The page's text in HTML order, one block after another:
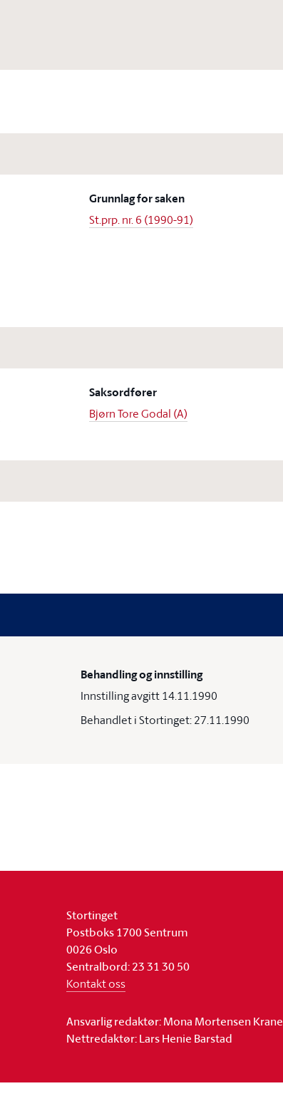
Grunnlag for saken
St.prp. nr. 6 (1990-91)
Saksordfører
Bjørn Tore Godal (A)
Behandling og innstilling
Innstilling avgitt 14.11.1990
Behandlet i Stortinget: 27.11.1990
Stortinget
Postboks 1700 Sentrum
0026 Oslo
Sentralbord: 23 31 30 50
Kontakt oss
Ansvarlig redaktør: Mona Mortensen Krane
Nettredaktør: Lars Henie Barstad